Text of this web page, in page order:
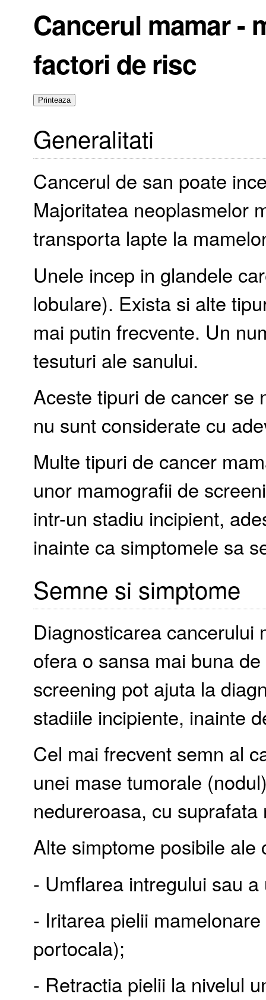
Cancerul mamar -
factori de risc
Generalitati
Cancerul de san poate
Majoritatea neoplasmelor
transporta lapte la
Unele incep in glandele
lobulare). Exista si alte
mai putin frecvente. Un
tesuturi ale sanului.
Aceste tipuri de cancer se
nu sunt considerate cu
Multe tipuri de cancer
unor mamografii de
intr-un stadiu incipient,
inainte ca simptomele sa
Semne si simptome
Diagnosticarea cancerului
ofera o sansa mai buna
screening pot ajuta la
stadiile incipiente, inainte
Cel mai frecvent semn al
unei mase tumorale
nedureroasa, cu suprafata
Alte simptome posibile
- Umflarea intregului sau
- Iritarea pielii
portocala);
- Retractia pielii la nivelul